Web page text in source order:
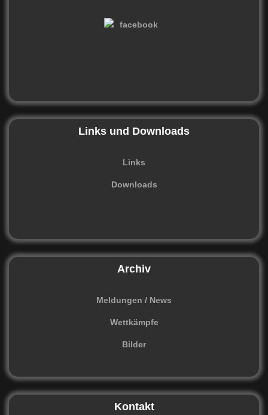
Links und Downloads
Links
Downloads
Archiv
Meldungen / News
Wettkämpfe
Bilder
Kontakt